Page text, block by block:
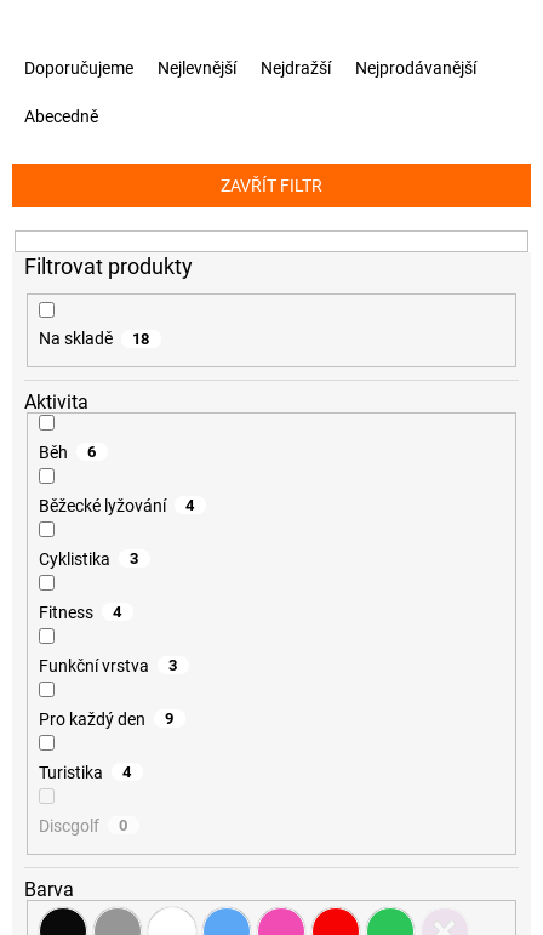
p
r
o
Doporučujeme Nejlevnější Nejdražší Nejprodávanější
Abecedně
ZAVŘÍT FILTR
Na skladě 18
Aktivita
Běh 6
Běžecké lyžování 4
Cyklistika 3
Fitness 4
Funkční vrstva 3
Pro každý den 9
Turistika 4
Discgolf 0
Barva